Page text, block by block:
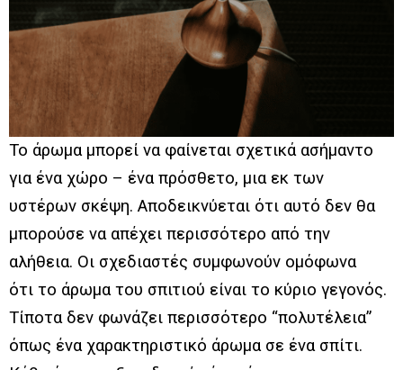
Το άρωμα μπορεί να φαίνεται σχετικά ασήμαντο
για ένα χώρο – ένα πρόσθετο, μια εκ των
υστέρων σκέψη. Αποδεικνύεται ότι αυτό δεν θα
μπορούσε να απέχει περισσότερο από την
αλήθεια. Οι σχεδιαστές συμφωνούν ομόφωνα
ότι το άρωμα του σπιτιού είναι το κύριο γεγονός.
Τίποτα δεν φωνάζει περισσότερο “πολυτέλεια”
όπως ένα χαρακτηριστικό άρωμα σε ένα σπίτι.